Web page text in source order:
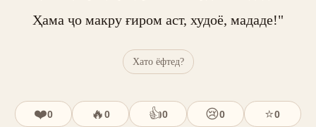
Ҳама ҷо макру ғиром аст, худоё, мададе!"
Хато ёфтед?
❤️0 🔥0 👍0 😢0 ⭐0